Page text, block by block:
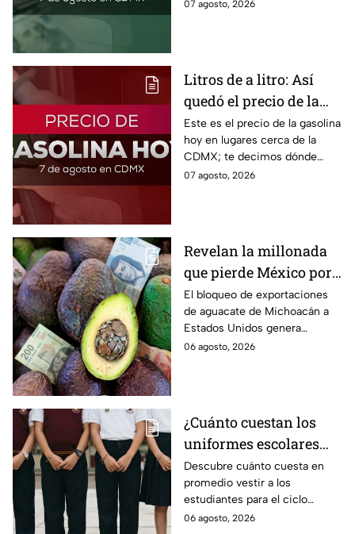
07 agosto, 2026
Litros de a litro: Así
quedó el precio de la
gasolina HOY
Este es el precio de la gasolina
hoy en lugares cerca de la
CDMX; te decimos dónde
encontrarla más barata este
07 agosto, 2026
Revelan la millonada
que pierde México por
el bloqueo de Estados
Unidos al aguate de
Michoacán
El bloqueo de exportaciones
de aguacate de Michoacán a
Estados Unidos genera
pérdidas millonarias.
06 agosto, 2026
¿Cuánto cuestan los
uniformes escolares
para el regreso a clases
2026, según su grado?
Descubre cuánto cuesta en
promedio vestir a los
estudiantes para el ciclo
escolar 2026-2027 y consejos
06 agosto, 2026